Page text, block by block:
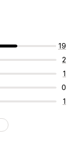
19
2
1
0
1